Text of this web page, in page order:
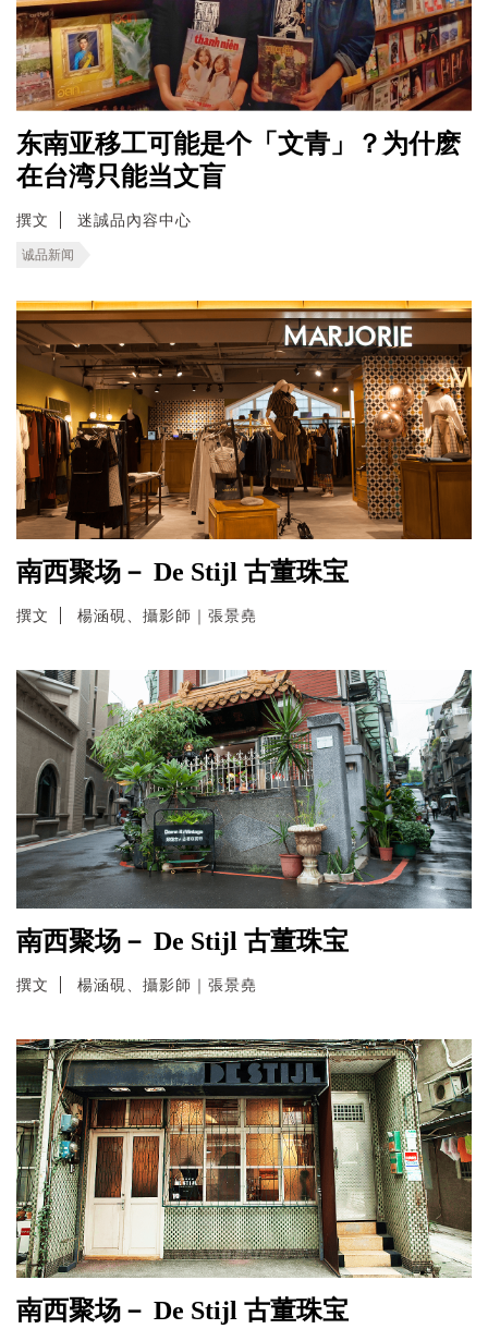
东南亚移工可能是个「文青」？为什麽
在台湾只能当文盲
撰文 迷誠品內容中心
诚品新闻
南西聚场－ De Stijl 古董珠宝
撰文 楊涵硯、攝影師｜張景堯
南西聚场－ De Stijl 古董珠宝
撰文 楊涵硯、攝影師｜張景堯
南西聚场－ De Stijl 古董珠宝